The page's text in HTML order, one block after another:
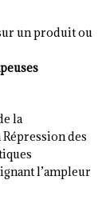
un produit ou
la
des
l’ampleur